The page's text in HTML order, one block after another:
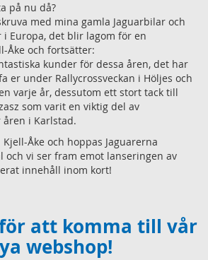
på nu då?
med mina gamla Jaguarbilar och
Europa, det blir lagom för en
Åke och fortsätter:
kunder för dessa åren, det har
er under Rallycrossveckan i Höljes och
varje år, dessutom ett stort tack till
som varit en viktig del av
i Karlstad.
Åke och hoppas Jaguarerna
och vi ser fram emot lanseringen av
innehåll inom kort!
att komma till vår
webshop!